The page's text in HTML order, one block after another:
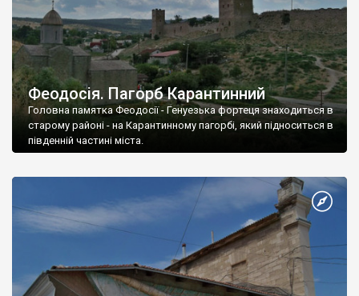
Феодосія. Пагорб Карантинний
Головна памятка Феодосії - Генуезька фортеця знаходиться в
старому районі - на Карантинному пагорбі, який підноситься в
південній частині міста.